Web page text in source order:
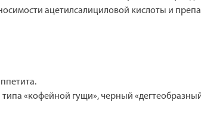
ацетилсалициловой кислоты и
«кофейной гущи», черный